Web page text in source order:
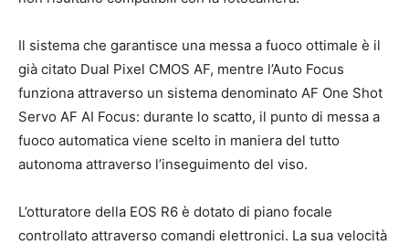
Il sistema che garantisce una messa a fuoco ottimale è il
già citato Dual Pixel CMOS AF, mentre l’Auto Focus
funziona attraverso un sistema denominato AF One Shot
Servo AF AI Focus: durante lo scatto, il punto di messa a
fuoco automatica viene scelto in maniera del tutto
autonoma attraverso l’inseguimento del viso.
L’otturatore della EOS R6 è dotato di piano focale
controllato attraverso comandi elettronici. La sua velocità